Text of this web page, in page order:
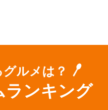
ルメは？
ランキング